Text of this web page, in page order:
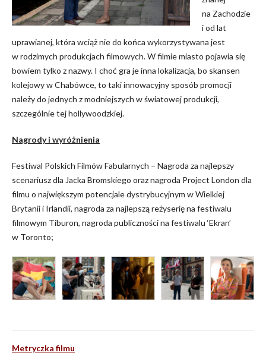
na Zachodzie
i od lat
uprawianej, która wciąż nie do końca wykorzystywana jest
w rodzimych produkcjach filmowych. W filmie miasto pojawia się
bowiem tylko z nazwy. I choć gra je inna lokalizacja, bo skansen
kolejowy w Chabówce, to taki innowacyjny sposób promocji
należy do jednych z modniejszych w światowej produkcji,
szczególnie tej hollywoodzkiej.
Nagrody i wyróżnienia
Festiwal Polskich Filmów Fabularnych – Nagroda za najlepszy
scenariusz dla Jacka Bromskiego oraz nagroda Project London dla
filmu o największym potencjale dystrybucyjnym w Wielkiej
Brytanii i Irlandii, nagroda za najlepszą reżyserię na festiwalu
filmowym Tiburon, nagroda publiczności na festiwalu ‘Ekran’
w Toronto;
Metryczka filmu